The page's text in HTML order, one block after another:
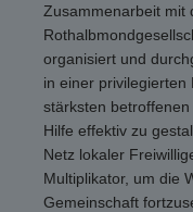
Zusammenarbeit mit
organisiert und
in einer privilegierten
stärksten
Hilfe effektiv zu
Netz lokaler
Multiplikator, um die
Gemeinschaft